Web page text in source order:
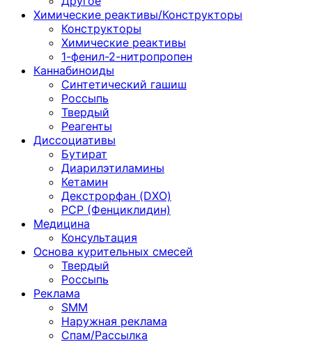
Химические реактивы/Конструкторы
Конструкторы
Химические реактивы
1-фенил-2-нитропропен
Каннабиноиды
Синтетический гашиш
Россыпь
Твердый
Реагенты
Диссоциативы
Бутират
Диарилэтиламины
Кетамин
Декстрорфан (DXO)
PCP (Фенциклидин)
Медицина
Консультация
Основа курительных смесей
Твердый
Россыпь
Реклама
SMM
Наружная реклама
Спам/Рассылка